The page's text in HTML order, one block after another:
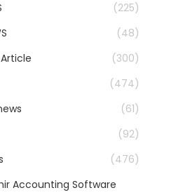
(225)
(48)
(300)
(474)
(61)
(92)
(476)
Accounting Software